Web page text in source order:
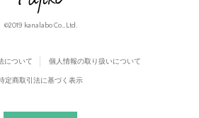
©2019 kanalabo Co., Ltd.
について 個人情報の取り扱いについて
定商取引法に基づく表示